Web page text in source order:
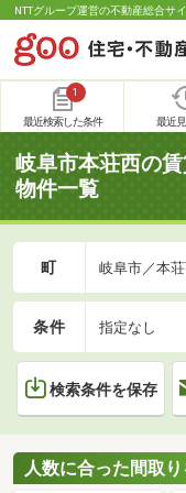
NTTグループ運営の不動産総合サ
1
最近検索した条件 最近
岐阜市本荘西の
物件一覧
町 岐阜市／本
条件 指定なし
検索条件を保存
人数に合った間取